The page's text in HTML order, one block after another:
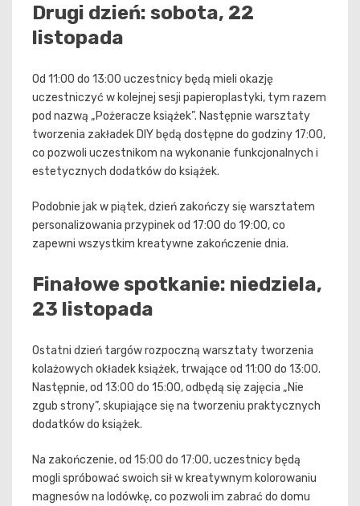
Drugi dzień: sobota, 22
listopada
Od 11:00 do 13:00 uczestnicy będą mieli okazję
uczestniczyć w kolejnej sesji papieroplastyki, tym razem
pod nazwą „Pożeracze książek”. Następnie warsztaty
tworzenia zakładek DIY będą dostępne do godziny 17:00,
co pozwoli uczestnikom na wykonanie funkcjonalnych i
estetycznych dodatków do książek.
Podobnie jak w piątek, dzień zakończy się warsztatem
personalizowania przypinek od 17:00 do 19:00, co
zapewni wszystkim kreatywne zakończenie dnia.
Finałowe spotkanie: niedziela,
23 listopada
Ostatni dzień targów rozpoczną warsztaty tworzenia
kolażowych okładek książek, trwające od 11:00 do 13:00.
Następnie, od 13:00 do 15:00, odbędą się zajęcia „Nie
zgub strony”, skupiające się na tworzeniu praktycznych
dodatków do książek.
Na zakończenie, od 15:00 do 17:00, uczestnicy będą
mogli spróbować swoich sił w kreatywnym kolorowaniu
magnesów na lodówkę, co pozwoli im zabrać do domu